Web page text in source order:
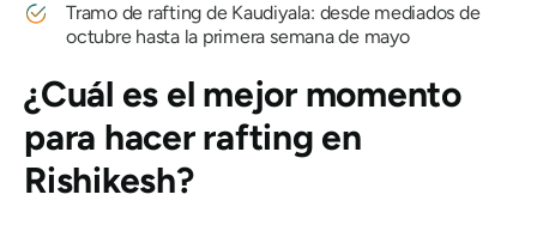
Tramo de rafting de Kaudiyala: desde mediados de
octubre hasta la primera semana de mayo
¿Cuál es el mejor momento
para hacer rafting en
Rishikesh?